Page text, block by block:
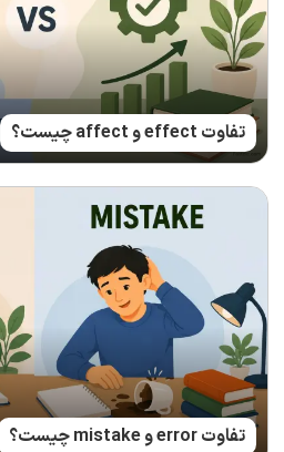
تفاوت effect و affect چیست؟
تفاوت error و mistake چیست؟